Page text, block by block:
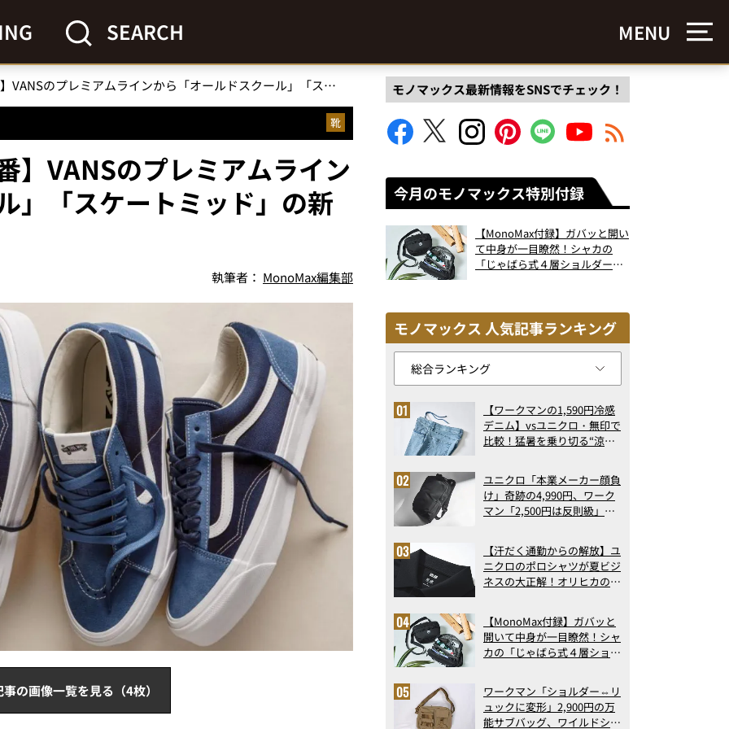
SEARCH MENU
【スニーカーの永世定番】VANSのプレミアムラインから「オールドスクール」「スケートミッド」の新色が登場
靴
】VANSのプレミアムライン
」「スケートミッド」の新
執筆者： MonoMax編集部
の画像一覧を見る（4枚）
モノマックス最新情報をSNSでチェック！
今月のモノマックス特別付録
【MonoMax付録】ガバッと開い
て中身が一目瞭然！シャカの
「じゃばら式４層ショルダーバ
モノマックス 人気記事ランキング
【ワークマンの1,590円冷感
デニム】vsユニクロ・無印で
比較！猛暑を乗り切る“涼感
で決定版
ユニクロ「本業メーカー顔負
け」奇跡の4,990円、ワーク
マン「2,500円は反則級」凄
ト3】（2026年6月版）
【汗だく通勤からの解放】ユ
ニクロのポロシャツが夏ビジ
ネスの大正解！オリヒカの透
アの実力
【MonoMax付録】ガバッと
開いて中身が一目瞭然！シャ
カの「じゃばら式４層ショル
った！
ワークマン「ショルダー⇔リ
ュックに変形」2,900円の万
能サブバッグ、ワイルドシン